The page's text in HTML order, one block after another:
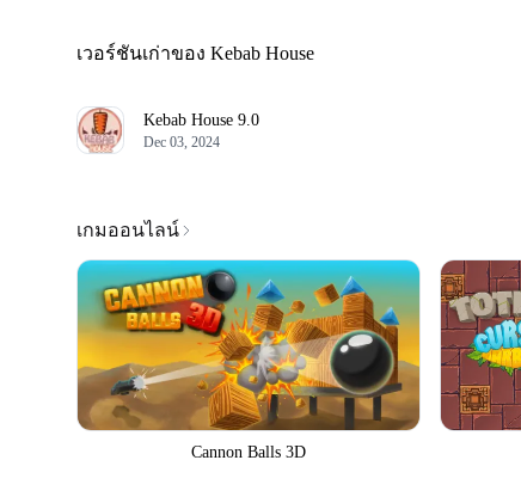
เวอร์ชันเก่าของ Kebab House
Kebab House 9.0
Dec 03, 2024
เกมออนไลน์
Cannon Balls 3D